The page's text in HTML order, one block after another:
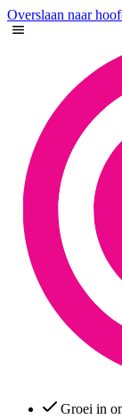
Overslaan naar
Groei in